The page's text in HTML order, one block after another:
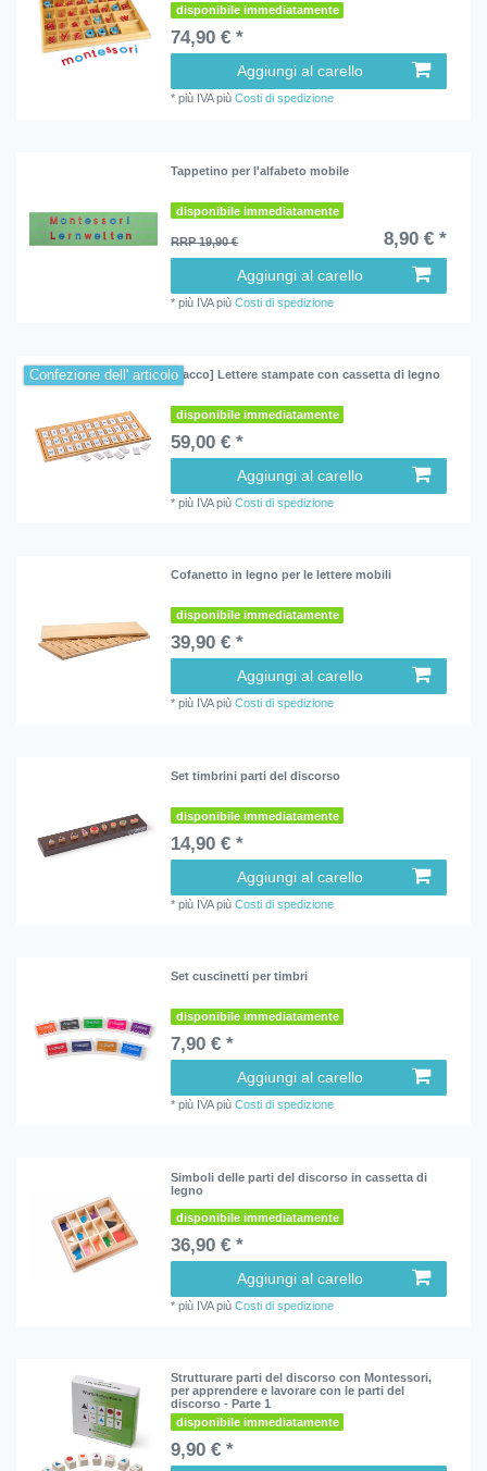
disponibile immediatamente
74,90 € *
Aggiungi al carello
*più IVApiùCosti di spedizione
Tappetino per l'alfabeto mobile
disponibile immediatamente
RRP 19,90 € 8,90 € *
Aggiungi al carello
*più IVApiùCosti di spedizione
Confezione dell' articolo[Pacco] Lettere stampate con cassetta di legno
disponibile immediatamente
59,00 € *
Aggiungi al carello
*più IVApiùCosti di spedizione
Cofanetto in legno per le lettere mobili
disponibile immediatamente
39,90 € *
Aggiungi al carello
*più IVApiùCosti di spedizione
Set timbrini parti del discorso
disponibile immediatamente
14,90 € *
Aggiungi al carello
*più IVApiùCosti di spedizione
Set cuscinetti per timbri
disponibile immediatamente
7,90 € *
Aggiungi al carello
*più IVApiùCosti di spedizione
Simboli delle parti del discorso in cassetta di
legno
disponibile immediatamente
36,90 € *
Aggiungi al carello
*più IVApiùCosti di spedizione
Strutturare parti del discorso con Montessori,
per apprendere e lavorare con le parti del
discorso - Parte 1
disponibile immediatamente
9,90 € *